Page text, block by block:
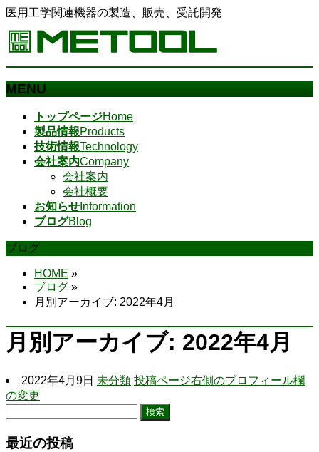
医用工学関連機器の製造、販売、受託開発
MENU
トップページHome
製品情報Products
技術情報Technology
会社案内Company
会社案内
会社概要
お知らせ Information
ブログBlog
ブログ
HOME »
ブログ »
月別アーカイブ: 2022年4月
月別アーカイブ: 2022年4月
2022年4月9日 未分類 投稿ページ右側のプロフィール欄
の変更
最近の投稿